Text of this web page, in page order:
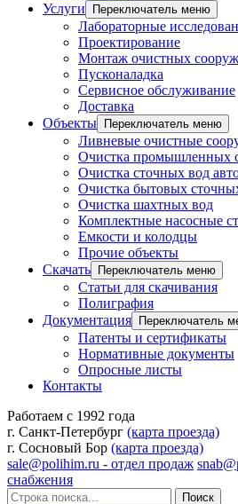
Услуги
Переключатель меню
Лабораторные
Проектирование
Монтаж очистных
Пусконаладка
Сервисное обслуживание
Доставка
Объекты
Переключатель меню
Ливневые очистные
Очистка промышленных
Очистка сточных вод
Очистка бытовых
Очистка шахтных вод
Комплектные насосные
Емкости и колодцы
Прочие объекты
Скачать
Переключатель меню
Статьи для скачивания
Полиграфия
Документация
Переключатель
Патенты и сертификаты
Нормативные документы
Опросные листы
Контакты
Работаем с 1992 года
г. Санкт-Петербург (карта проезда)
г. Сосновый Бор (карта проезда)
sale@polihim.ru - отдел продаж
снабжения
Поиск